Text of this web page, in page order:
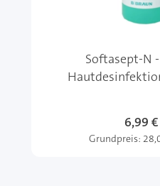
Softasept-N
6,99 €
Grundpreis: